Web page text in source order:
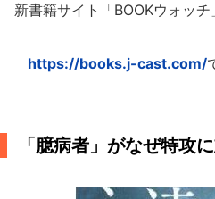
新書籍サイト「BOOKウォッチ
https://books.j-cast.com/
「臆病者」がなぜ特攻